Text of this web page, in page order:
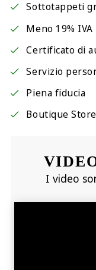
Sottotappeti
Meno 19% IVA
Certificato di
Servizio
Piena fiducia
Boutique Store
I video